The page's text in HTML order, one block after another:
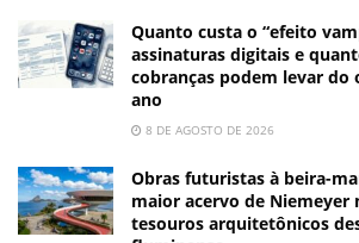
Quanto custa o “efeito
assinaturas digitais e
cobranças podem levar do
ano
8 DE AGOSTO DE 2026
Obras futuristas à beira-
maior acervo de Niemeyer
tesouros arquitetônicos